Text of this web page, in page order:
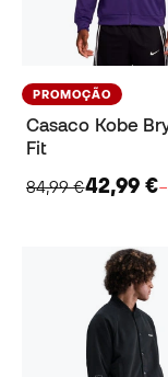
PROMOÇÃO
Casaco Kobe
Fit
84,99 €42,99 €